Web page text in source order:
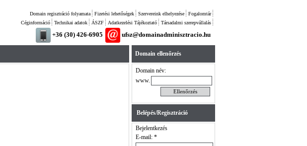
Fogalomtár
Szervereink elhelyezése
Fizetési lehetőségek
Domain regisztráció folyamata
Társadalmi szerepvállalás
Adatkezelési Tájékoztató
ÁSZF
Technikai adatok
Céginformáció
+36 (30) 426-6905 ufsz@domainadminisztracio.hu
Domain ellenőrzés
Domain név:
www.
Belépés/Regisztráció
Bejelentkezés
E-mail: *